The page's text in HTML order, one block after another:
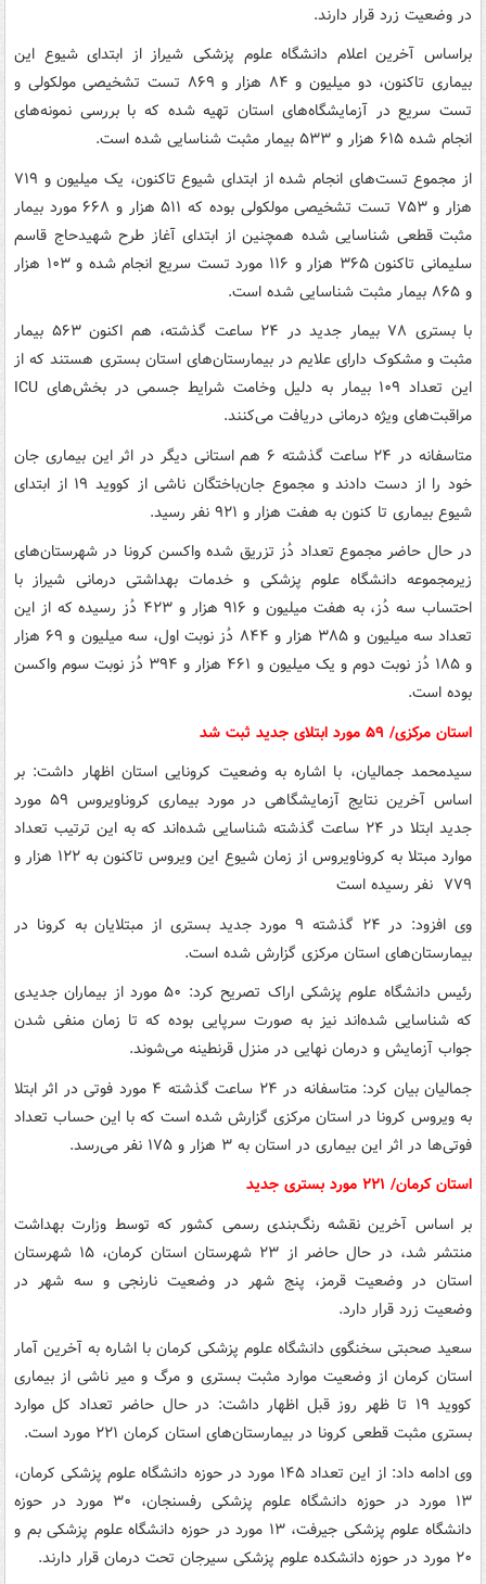
در وضعیت زرد قرار دارند.
براساس آخرین اعلام دانشگاه علوم پزشکی شیراز از ابتدای شیوع این
بیماری تاکنون، دو میلیون و ۸۴ هزار و ۸۶۹ تست تشخیصی مولکولی و
تست سریع در آزمایشگاه‌های استان تهیه شده که با بررسی نمونه‌های
انجام شده ۶۱۵ هزار و ۵۳۳ بیمار مثبت شناسایی شده است.
از مجموع تست‌های انجام شده از ابتدای شیوع تاکنون، یک میلیون و ۷۱۹
هزار و ۷۵۳ تست تشخیصی مولکولی بوده که ۵۱۱ هزار و ۶۶۸ مورد بیمار
مثبت قطعی شناسایی شده همچنین از ابتدای آغاز طرح شهیدحاج قاسم
سلیمانی تاکنون ۳۶۵ هزار و ۱۱۶ مورد تست سریع انجام شده و ۱۰۳ هزار
و ۸۶۵ بیمار مثبت شناسایی شده است.
با بستری ۷۸ بیمار جدید در ۲۴ ساعت گذشته، هم اکنون ۵۶۳ بیمار
مثبت و مشکوک دارای علایم در بیمارستان‌های استان بستری هستند که از
این تعداد ۱۰۹ بیمار به دلیل وخامت شرایط جسمی در بخش‌های ICU
مراقبت‌های ویژه درمانی دریافت می‌کنند.
متاسفانه در ۲۴ ساعت گذشته ۶ هم استانی دیگر در اثر این بیماری جان
خود را از دست دادند و مجموع جان‌باختگان ناشی از کووید ۱۹ از ابتدای
شیوع بیماری تا کنون به هفت هزار و ۹۲۱ نفر رسید.
در حال حاضر مجموع تعداد دُز تزریق شده واکسن کرونا در شهرستان‌های
زیرمجموعه دانشگاه علوم پزشکی و خدمات بهداشتی درمانی شیراز با
احتساب سه دُز، به هفت میلیون و ۹۱۶ هزار و ۴۲۳ دُز رسیده که از این
تعداد سه میلیون و ۳۸۵ هزار و ۸۴۴ دُز نوبت اول، سه میلیون و ۶۹ هزار
و ۱۸۵ دُز نوبت دوم و یک میلیون و ۴۶۱ هزار و ۳۹۴ دُز نوبت سوم واکسن
بوده است.
استان مرکزی/ ۵۹ مورد ابتلای جدید ثبت شد
سیدمحمد جمالیان، با اشاره به وضعیت کرونایی استان اظهار داشت: بر
اساس آخرین نتایج آزمایشگاهی در مورد بیماری کروناویروس ۵۹ مورد
جدید ابتلا در ۲۴ ساعت گذشته شناسایی شده‌اند که به این ترتیب تعداد
موارد مبتلا به کروناویروس از زمان شیوع این ویروس تاکنون به ۱۲۲ هزار و
۷۷۹ نفر رسیده است
وی افزود: در ۲۴ گذشته ۹ مورد جدید بستری از مبتلایان به کرونا در
بیمارستان‌های استان مرکزی گزارش شده است.
رئیس دانشگاه علوم پزشکی اراک تصریح کرد: ۵۰ مورد از بیماران جدیدی
که شناسایی شده‌اند نیز به صورت سرپایی بوده که تا زمان منفی شدن
جواب آزمایش و درمان نهایی در منزل قرنطینه می‌شوند.
جمالیان بیان کرد: متاسفانه در ۲۴ ساعت گذشته ۴ مورد فوتی در اثر ابتلا
به ویروس کرونا در استان مرکزی گزارش شده است که با این حساب تعداد
فوتی‌ها در اثر این بیماری در استان به ۳ هزار و ۱۷۵ نفر می‌رسد.
استان کرمان/ ۲۲۱ مورد بستری جدید
بر اساس آخرین نقشه رنگ‌بندی رسمی کشور که توسط وزارت بهداشت
منتشر شد، در حال حاضر از ۲۳ شهرستان استان کرمان، ۱۵ شهرستان
استان در وضعیت قرمز، پنج شهر در وضعیت نارنجی و سه شهر در
وضعیت زرد قرار دارد.
سعید صحبتی سخنگوی دانشگاه علوم‌ پزشکی کرمان با اشاره به آخرین آمار
استان کرمان از وضعیت موارد مثبت بستری و مرگ و میر ناشی از بیماری
کووید ۱۹ تا ظهر روز قبل اظهار داشت: در حال حاضر تعداد کل موارد
بستری مثبت قطعی کرونا در بیمارستان‌های استان کرمان ۲۲۱ مورد است.
وی ادامه داد: از این تعداد ۱۴۵ مورد در حوزه دانشگاه علوم پزشکی کرمان،
۱۳ مورد در حوزه دانشگاه علوم پزشکی رفسنجان، ۳۰ مورد در حوزه
دانشگاه علوم پزشکی جیرفت، ۱۳ مورد در حوزه دانشگاه علوم پزشکی بم و
۲۰ مورد در حوزه دانشکده علوم پزشکی سیرجان تحت درمان قرار دارند.